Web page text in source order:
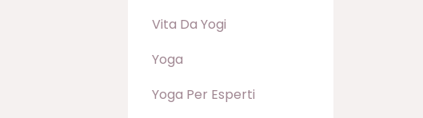
Vita Da Yogi
Yoga
Yoga Per Esperti